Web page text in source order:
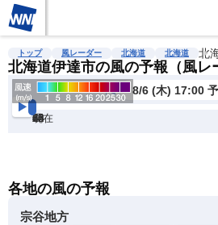
雨雲レーダー 台風情報 地震情報
トップ 風レーダー 北海道 北海道 北
北海道伊達市の風の予報（風レ
8/6 (木) 17:00
現在
6h
12
24
36
48
60
72
各地の風の予報
宗谷地方